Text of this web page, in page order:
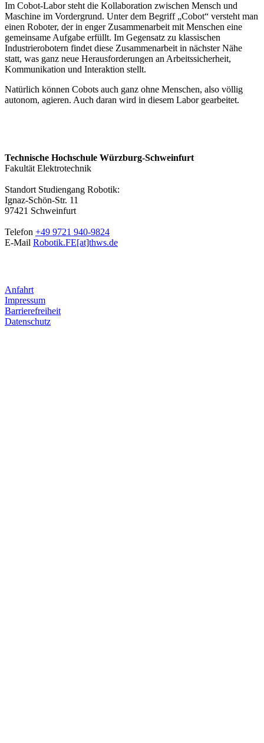
Im Cobot-Labor steht die Kollaboration zwischen Mensch und
Maschine im Vordergrund. Unter dem Begriff „Cobot“ versteht man
einen Roboter, der in enger Zusammenarbeit mit Menschen eine
gemeinsame Aufgabe erfüllt. Im Gegensatz zu klassischen
Industrierobotern findet diese Zusammenarbeit in nächster Nähe
statt, was ganz neue Herausforderungen an Arbeitssicherheit,
Kommunikation und Interaktion stellt.
Natürlich können Cobots auch ganz ohne Menschen, also völlig
autonom, agieren. Auch daran wird in diesem Labor gearbeitet.
Technische Hochschule Würzburg-Schweinfurt
Fakultät Elektrotechnik
Standort Studiengang Robotik:
Ignaz-Schön-Str. 11
97421 Schweinfurt
Telefon +49 9721 940-9824
E-Mail Robotik.FE[at]thws.de
Anfahrt
Impressum
Barrierefreiheit
Datenschutz